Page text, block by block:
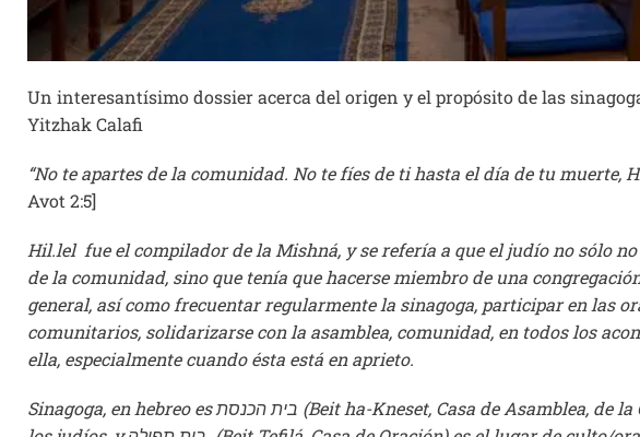
Un interesantísimo dossier acerca del origen y el propósito de las
Yitzhak Calafi
“No te apartes de la comunidad. No te fíes de ti hasta el día de tu muerte,
Avot 2:5]
Hil.lel fue el compilador de la Mishná, y se refería a que el judío no sólo
de la comunidad, sino que tenía que hacerse miembro de una
general, así como frecuentar regularmente la sinagoga, participar en las
comunitarios, solidarizarse con la asamblea, comunidad, en todos los
ella, especialmente cuando ésta está en aprieto.
Sinagoga, en hebreo es בית הכנסת (Beit ha-Kneset, Casa de Asamblea, de la Congregación) es el lugar de reunión